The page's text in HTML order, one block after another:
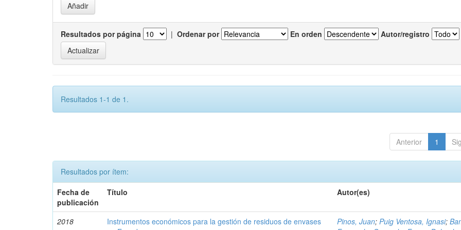
Resultados por página | Ordenar por En orden Autor/registro
Resultados 1-1 de 1.
Anterior 1
Resultados por ítem:
Fecha de
publicación
Título Autor(es)
2018
Instrumentos económicos para la gestión de residuos de envases
Pinos, Juan;Puig Ventosa, Ignasi;